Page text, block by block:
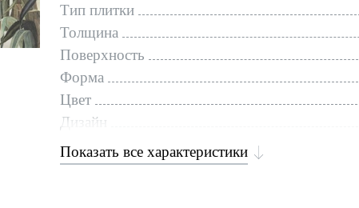
Тип плитки
Толщина
Поверхность
Форма
Цвет
Дизайн
Показать все характеристики